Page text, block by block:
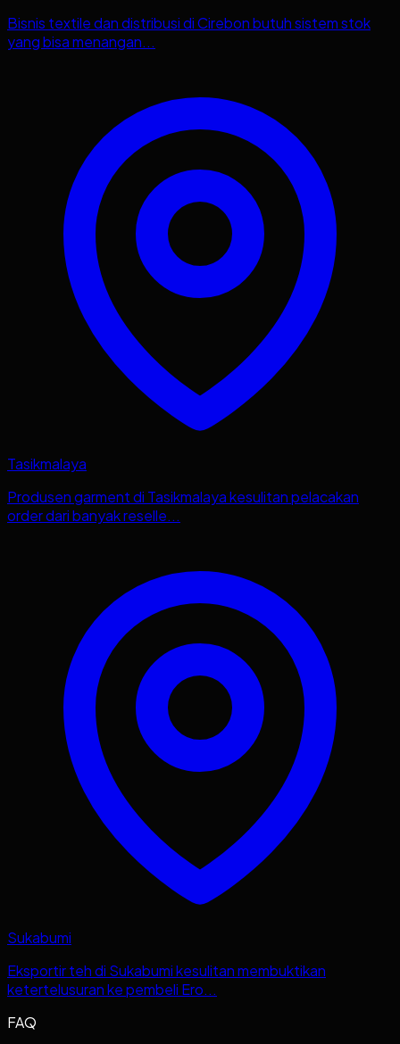
Bisnis textile dan distribusi di Cirebon butuh sistem stok
yang bisa menangan...
Tasikmalaya
Produsen garment di Tasikmalaya kesulitan pelacakan
order dari banyak reselle...
Sukabumi
Eksportir teh di Sukabumi kesulitan membuktikan
ketertelusuran ke pembeli Ero...
FAQ